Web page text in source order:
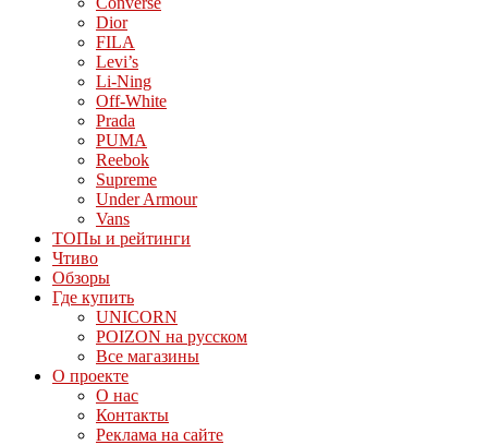
Dior
FILA
Levi’s
Li-Ning
Off-White
Prada
PUMA
Reebok
Supreme
Under Armour
Vans
ТОПы и рейтинги
Чтиво
Обзоры
Где купить
UNICORN
POIZON на русском
Все магазины
О проекте
О нас
Контакты
Реклама на сайте